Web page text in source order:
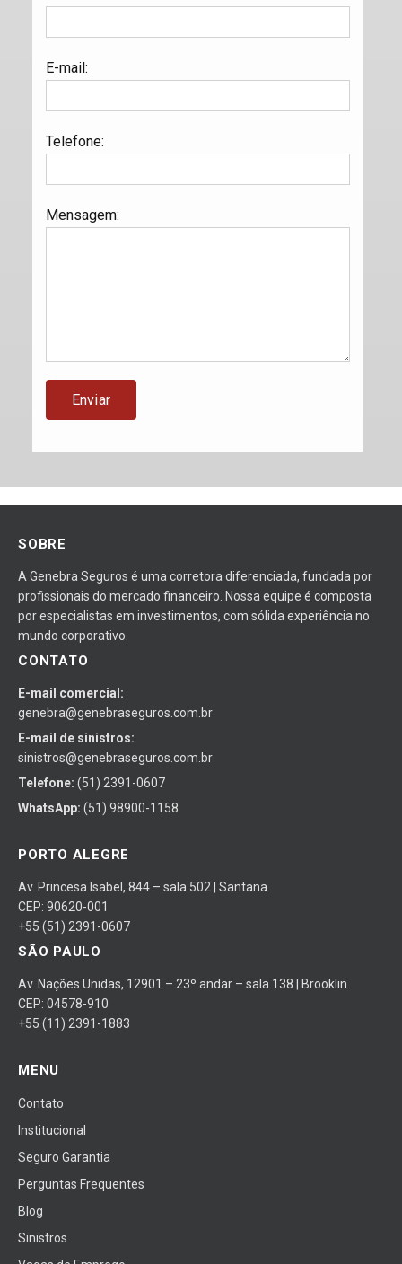
E-mail:
Telefone:
Mensagem:
SOBRE
A Genebra Seguros é uma corretora diferenciada, fundada por
profissionais do mercado financeiro. Nossa equipe é composta
por especialistas em investimentos, com sólida experiência no
mundo corporativo.
CONTATO
E-mail comercial:
genebra@genebraseguros.com.br
E-mail de sinistros:
sinistros@genebraseguros.com.br
Telefone: (51) 2391-0607
WhatsApp: (51) 98900-1158
PORTO ALEGRE
Av. Princesa Isabel, 844 – sala 502 | Santana
CEP: 90620-001
+55 (51) 2391-0607
SÃO PAULO
Av. Nações Unidas, 12901 – 23º andar – sala 138 | Brooklin
CEP: 04578-910
+55 (11) 2391-1883
MENU
Contato
Institucional
Seguro Garantia
Perguntas Frequentes
Blog
Sinistros